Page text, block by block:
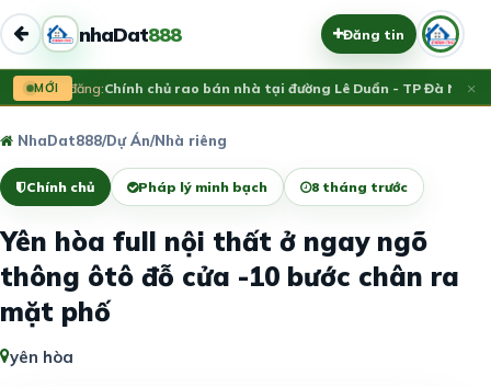
nhaDat888 Đăng tin
MỚI
Vừa đăng:Chính chủ rao bán nhà tại đường Lê Duẩn - TP Đà Nẵng;
×
NhaDat888/Dự Án/Nhà riêng
Chính chủ Pháp lý minh bạch 8 tháng trước
Yên hòa full nội thất ở ngay ngõ
thông ôtô đỗ cửa -10 bước chân ra
mặt phố
yên hòa